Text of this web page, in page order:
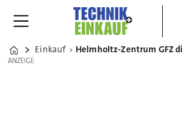
Home
Einkauf
ANZEIGE
ANZEIGE